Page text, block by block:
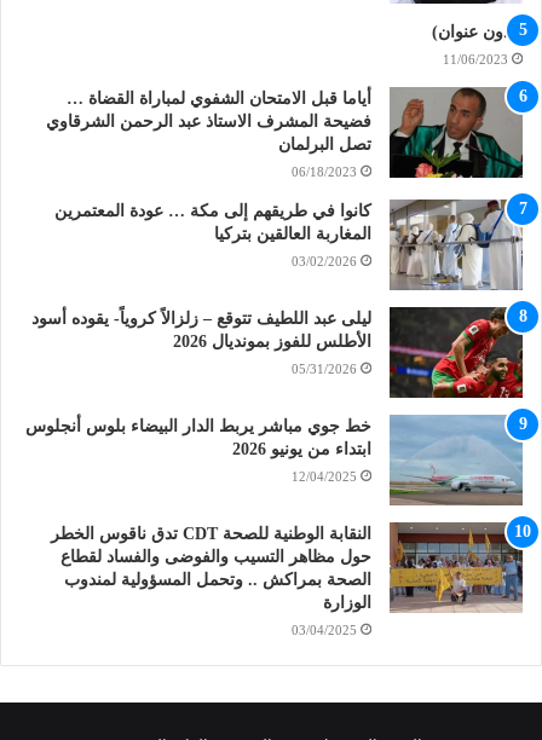
(بدون عنوان)
11/06/2023
أياما قبل الامتحان الشفوي لمباراة القضاة …
فضيحة المشرف الاستاذ عبد الرحمن الشرقاوي
تصل البرلمان
06/18/2023
كانوا في طريقهم إلى مكة … عودة المعتمرين
المغاربة العالقين بتركيا
03/02/2026
ليلى عبد اللطيف تتوقع – زلزالاً كروياً- يقوده أسود
الأطلس للفوز بمونديال 2026
05/31/2026
خط جوي مباشر يربط الدار البيضاء بلوس أنجلوس
ابتداء من يونيو 2026
12/04/2025
النقابة الوطنية للصحة CDT تدق ناقوس الخطر
حول مظاهر التسيب والفوضى والفساد لقطاع
الصحة بمراكش .. وتحمل المسؤولية لمندوب
الوزارة
03/04/2025